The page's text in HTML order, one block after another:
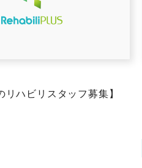
リハビリスタッフ募集】